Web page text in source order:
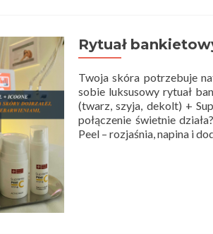
Rytuał
Twoja skóra potrzebuje
sobie luksusowy rytuał
(twarz, szyja, dekolt) +
połączenie świetnie
Peel – rozjaśnia, napina i